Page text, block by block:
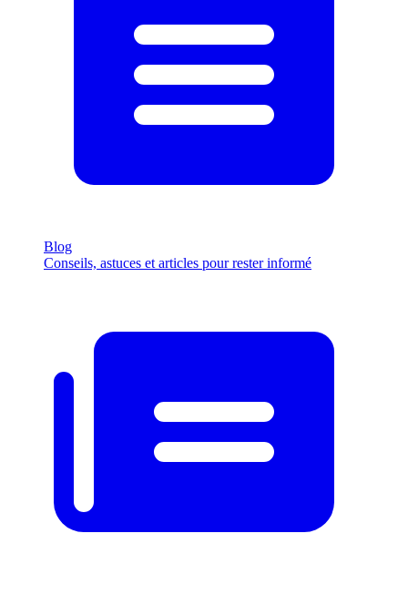
Blog
Conseils, astuces et articles pour rester informé